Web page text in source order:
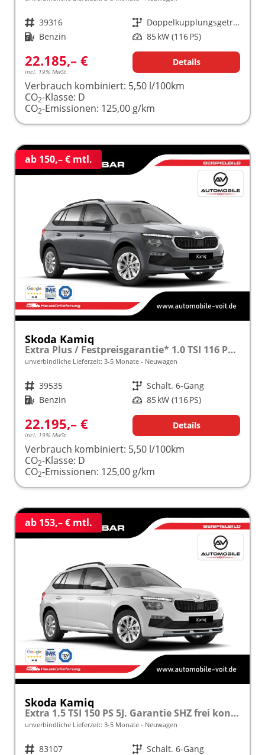
Fahrzeugnr. 39316 Getriebe
Doppelkupplungsgetriebe (DSG)
Kraftstoff Benzin Leistung 85 kW (116 PS)
22.185,– €
incl. 19% MwSt.
Details
Verbrauch kombiniert: 5,50 l/100km
CO2-Klasse: D
CO2-Emissionen: 125,00 g/km
ab 150,– € mtl.
Skoda Kamiq
Extra Plus / Festpreisgarantie* 1.0 TSI 116 PS frei konfigurierbar!
unverbindliche Lieferzeit: 3-5 Monate Neuwagen
Fahrzeugnr. 39535 Getriebe Schalt. 6-Gang
Kraftstoff Benzin Leistung 85 kW (116 PS)
22.195,– €
incl. 19% MwSt.
Details
Verbrauch kombiniert: 5,50 l/100km
CO2-Klasse: D
CO2-Emissionen: 125,00 g/km
ab 153,– € mtl.
Skoda Kamiq
Extra 1.5 TSI 150 PS 5J. Garantie SHZ frei konfigurierbar!
unverbindliche Lieferzeit: 3-5 Monate Neuwagen
Fahrzeugnr. 83107 Getriebe Schalt. 6-Gang